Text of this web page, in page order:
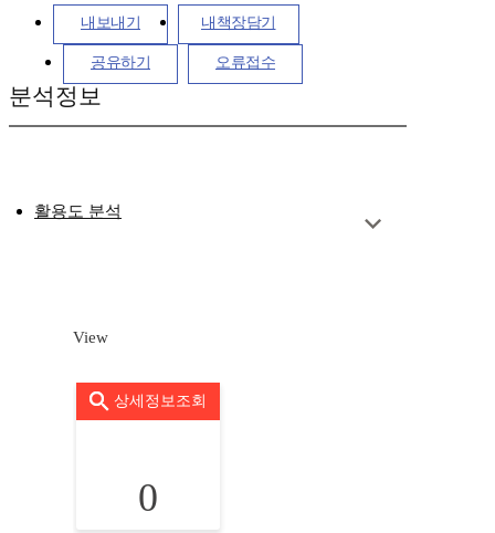
내보내기 내책장담기
공유하기 오류접수
분석정보
활용도 분석
View
상세정보조회
0